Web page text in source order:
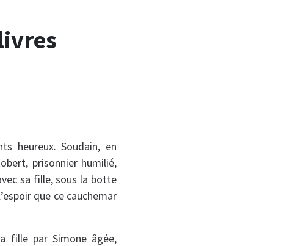
heureux. Soudain, en
prisonnier humilié,
sa fille, sous la botte
que ce cauchemar
fille par Simone âgée,